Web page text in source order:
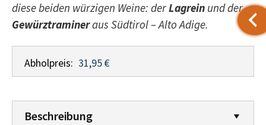
diese beiden würzigen Weine: derLagrein und der
Gewürztramineraus Südtirol – Alto Adige.
Abholpreis: 31,95 €
Beschreibung